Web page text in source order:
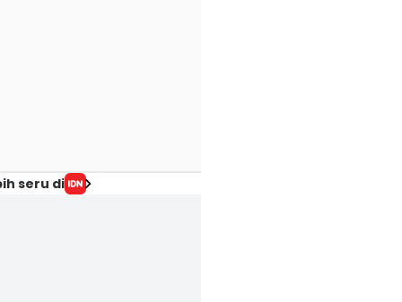
seru di